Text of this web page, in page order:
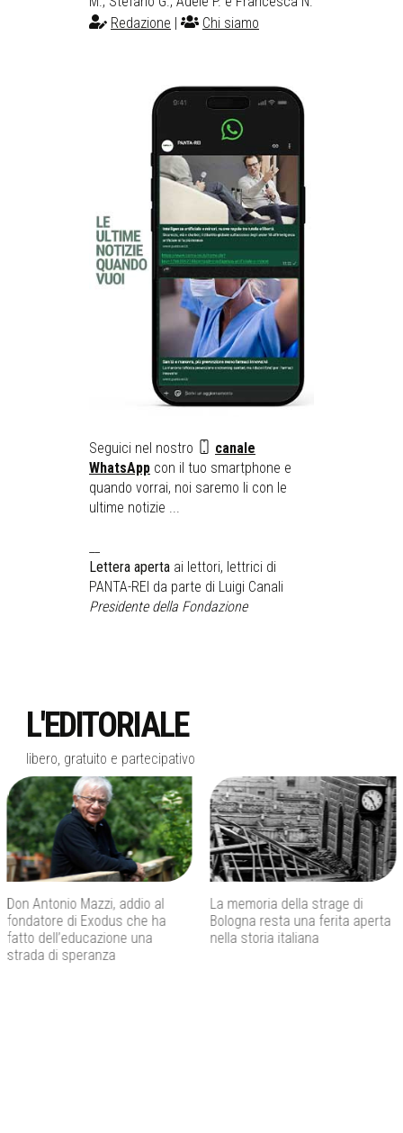
Redazione
Chi siamo
Seguici nel nostro
canale
WhatsApp con il tuo smartphone e
quando vorrai, noi saremo li con le
ultime notizie ...
Lettera aperta ai lettori, lettrici di
PANTA-REI da parte di Luigi Canali
Presidente della Fondazione
L'EDITORIALE
libero, gratuito e partecipativo
Don Antonio Mazzi, addio al
fondatore di Exodus che ha
fatto dell’educazione una
strada di speranza
La memoria della strage di
Bologna resta una ferita aperta
nella storia italiana